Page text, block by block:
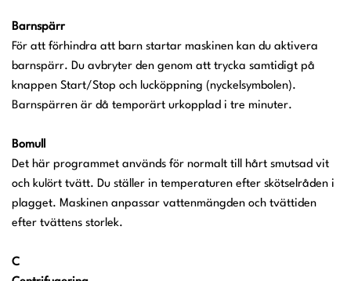
Barnspärr
För att förhindra att barn startar maskinen kan du aktivera
barnspärr. Du avbryter den genom att trycka samtidigt på
knappen Start/Stop och lucköppning (nyckelsymbolen).
Barnspärren är då temporärt urkopplad i tre minuter.
Bomull
Det här programmet används för normalt till hårt smutsad vit
och kulört tvätt. Du ställer in temperaturen efter skötselråden i
plagget. Maskinen anpassar vattenmängden och tvättiden
efter tvättens storlek.
C